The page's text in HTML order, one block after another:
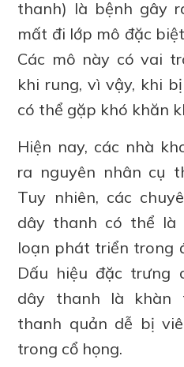
thanh) là bệnh gây
mất đi lớp mô đặc
Các mô này có vai
khi rung, vì vậy, khi
có thể gặp khó khăn
Hiện nay, các nhà
ra nguyên nhân cụ
Tuy nhiên, các
dây thanh có thể là
loạn phát triển trong
Dấu hiệu đặc trưng
dây thanh là khàn
thanh quản dễ bị
trong cổ họng.